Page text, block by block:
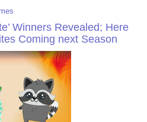
Winners Revealed; Here
Coming next Season